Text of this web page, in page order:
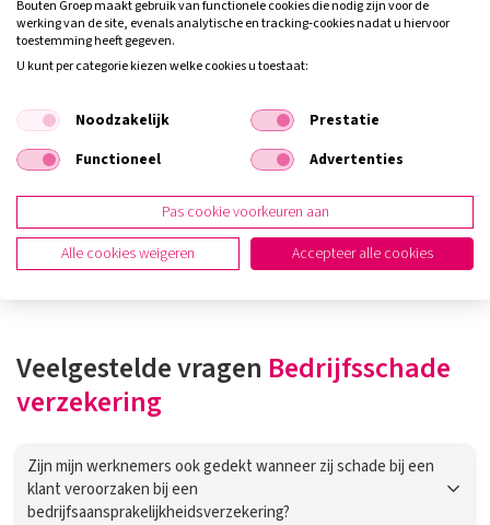
te kiezen voor uw bedrijf. Heeft u hulp nodig? Neem dan vandaag
nog contact op met een adviseur van Bouten Groep in Panningen.
De voordelen van een bedrijfsschade
verzekering
Het beste advies op het gebied van bedrijfsschade
Veelgestelde vragen Bedrijfsschade
verzekering
Zijn mijn werknemers ook gedekt wanneer zij schade bij een
klant veroorzaken bij een
bedrijfsaansprakelijkheidsverzekering?
Bouten Groep maakt gebruik van functionele cookies die nodig zijn voor de
werking van de site, evenals analytische en tracking‑cookies nadat u hiervoor
toestemming heeft gegeven.
U kunt per categorie kiezen welke cookies u toestaat:
Noodzakelijk
Prestatie
Functioneel
Advertenties
Pas cookie voorkeuren aan
Alle cookies weigeren
Accepteer alle cookies